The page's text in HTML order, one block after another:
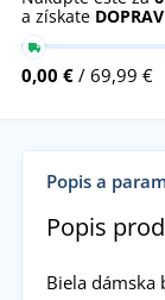
a získate
0,00 € / 69,99 €
Popis a
Popis
Biela dámska